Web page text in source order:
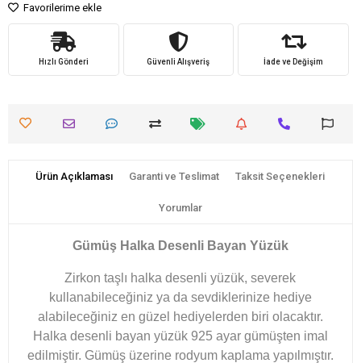
Favorilerime ekle
Hızlı Gönderi Güvenli Alışveriş İade ve Değişim
Ürün Açıklaması Garanti ve Teslimat Taksit Seçenekleri
Yorumlar
Gümüş Halka Desenli Bayan Yüzük
Zirkon taşlı halka desenli yüzük, severek
kullanabileceğiniz ya da sevdiklerinize hediye
alabileceğiniz en güzel hediyelerden biri olacaktır.
Halka desenli bayan yüzük 925 ayar gümüşten imal
edilmiştir. Gümüş üzerine rodyum kaplama yapılmıştır.